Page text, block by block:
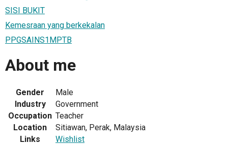
SISI BUKIT
Kemesraan yang berkekalan
PPGSAINS1MPTB
About me
Gender
Male
Industry
Government
Occupation Teacher
Location
Sitiawan, Perak, Malaysia
Links
Wishlist